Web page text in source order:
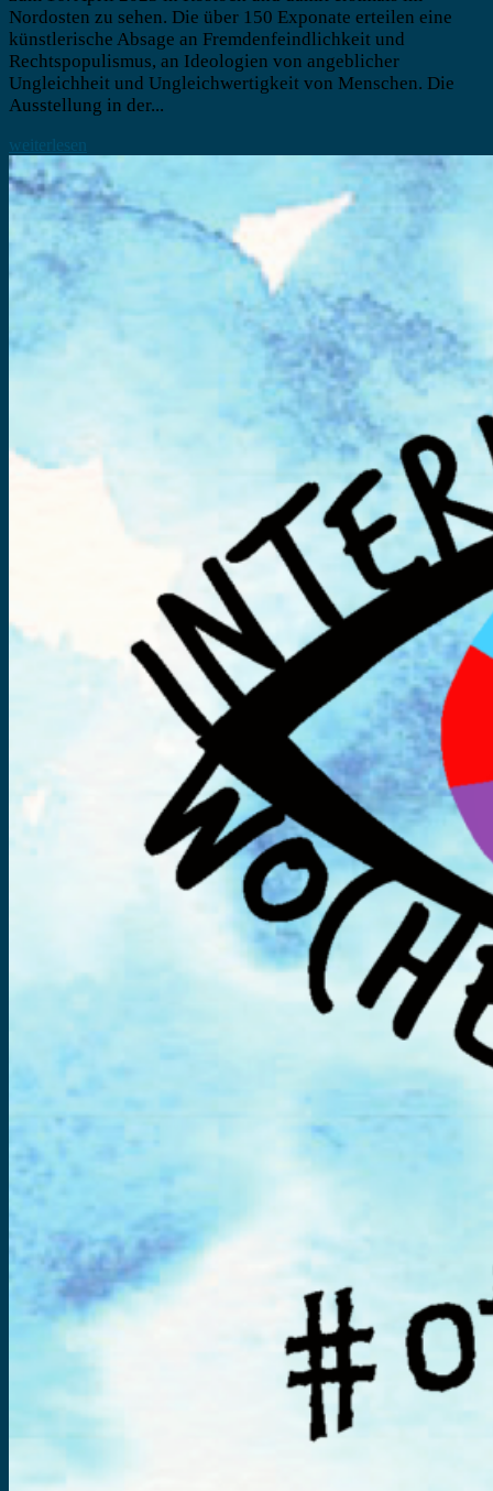
Nordosten zu sehen. Die über 150 Exponate erteilen eine
künstlerische Absage an Fremdenfeindlichkeit und
Rechtspopulismus, an Ideologien von angeblicher
Ungleichheit und Ungleichwertigkeit von Menschen. Die
Ausstellung in der...
weiterlesen